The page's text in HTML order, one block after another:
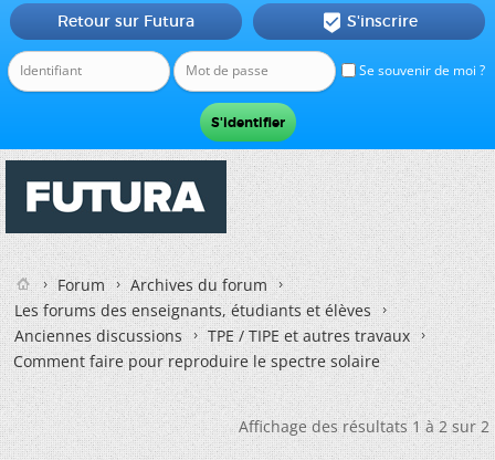
Se souvenir de moi ?
Retour sur Futura  S'inscrire
Forum
Archives du forum
Les forums des enseignants, étudiants et élèves
Anciennes discussions
TPE / TIPE et autres travaux
Comment faire pour reproduire le spectre solaire
Affichage des résultats 1 à 2 sur 2